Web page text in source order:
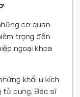
cơ quan
trọng đến
ngoại khoa
khối u kích
tử cung. Bác sĩ